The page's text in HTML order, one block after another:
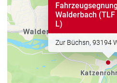
Walderbach (TLF
L)
Zur Büchsn, 93194